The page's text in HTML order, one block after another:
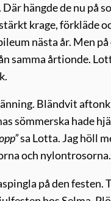
hängde de nu på
krage, förkläde
nästa år. Men
samma årtionde.
Bländvit
sömmerska hade
sa Lotta. Jag höll
och
på den